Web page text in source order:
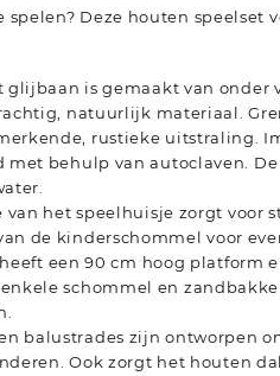
Deze houten speelset
is gemaakt van onder
natuurlijk materiaal.
rustieke uitstraling.
met behulp van autoclaven.
het speelhuisje zorgt voor
de kinderschommel voor
een 90 cm hoog platform
schommel en
balustrades zijn ontworpen
Ook zorgt het houten